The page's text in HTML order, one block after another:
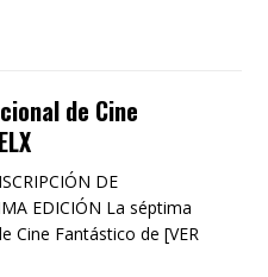
de Cine
DE
EDICIÓN La séptima
Cine Fantástico de [VER